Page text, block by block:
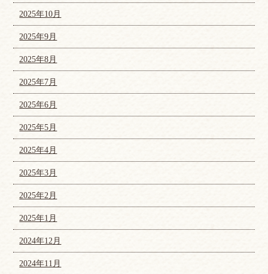
2025年10月
2025年9月
2025年8月
2025年7月
2025年6月
2025年5月
2025年4月
2025年3月
2025年2月
2025年1月
2024年12月
2024年11月